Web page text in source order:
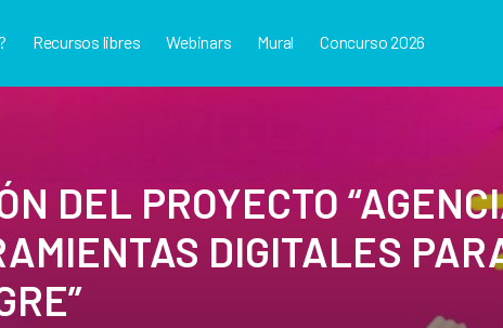
Recursos libres Webinars Mural Concurso 2026
DEL PROYECTO
DIGITALES